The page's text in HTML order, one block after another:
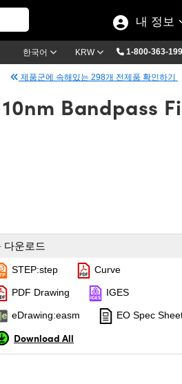
내 정보
한국어 KRW 1-800-363-
제품군에 속해있는 298개 전제품 확인하기
Bandpass
다운로드
STEP:step Curve
PDF Drawing IGES
eDrawing:easm EO Spec
Download All